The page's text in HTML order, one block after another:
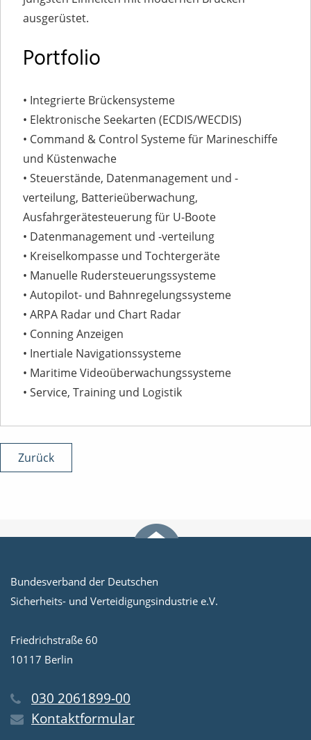
ausgerüstet.
Portfolio
• Integrierte Brückensysteme
• Elektronische Seekarten (ECDIS/WECDIS)
• Command & Control Systeme für Marineschiffe
und Küstenwache
• Steuerstände, Datenmanagement und -
verteilung, Batterieüberwachung,
Ausfahrgerätesteuerung für U-Boote
• Datenmanagement und -verteilung
• Kreiselkompasse und Tochtergeräte
• Manuelle Rudersteuerungssysteme
• Autopilot- und Bahnregelungssysteme
• ARPA Radar und Chart Radar
• Conning Anzeigen
• Inertiale Navigationssysteme
• Maritime Videoüberwachungssysteme
• Service, Training und Logistik
Zurück
Bundesverband der Deutschen
Sicherheits- und Verteidigungsindustrie e.V.
Friedrichstraße 60
10117 Berlin
030 2061899-00
Kontaktformular